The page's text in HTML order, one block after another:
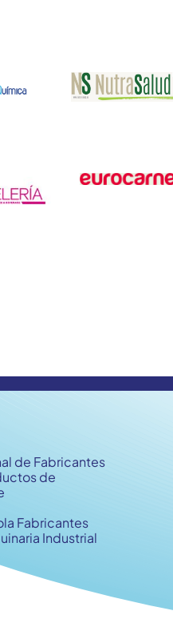
de Fabricantes
de
Fabricantes
Industrial